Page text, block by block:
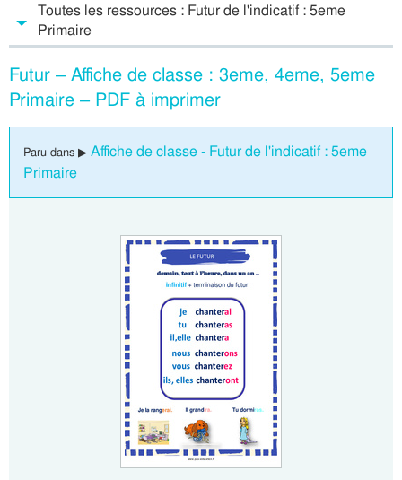
Toutes les ressources : Futur de l'indicatif : 5eme
Primaire
Futur – Affiche de classe : 3eme, 4eme, 5eme
Primaire – PDF à imprimer
Paru dans ▶ Affiche de classe - Futur de l'indicatif : 5eme
Primaire